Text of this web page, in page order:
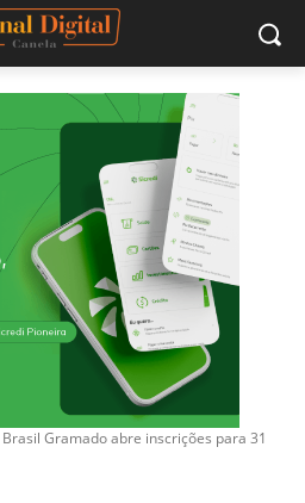
Gramado abre inscrições para 31